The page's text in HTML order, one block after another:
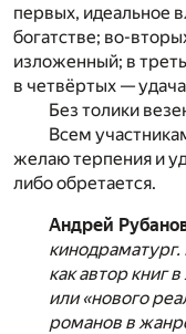
первых, идеальное
богатстве; во-
изложенный; в
в четвёртых —
Без толики
Всем
желаю терпения и
либо обретается.
Андрей
как автор книг
или «нового
романов в